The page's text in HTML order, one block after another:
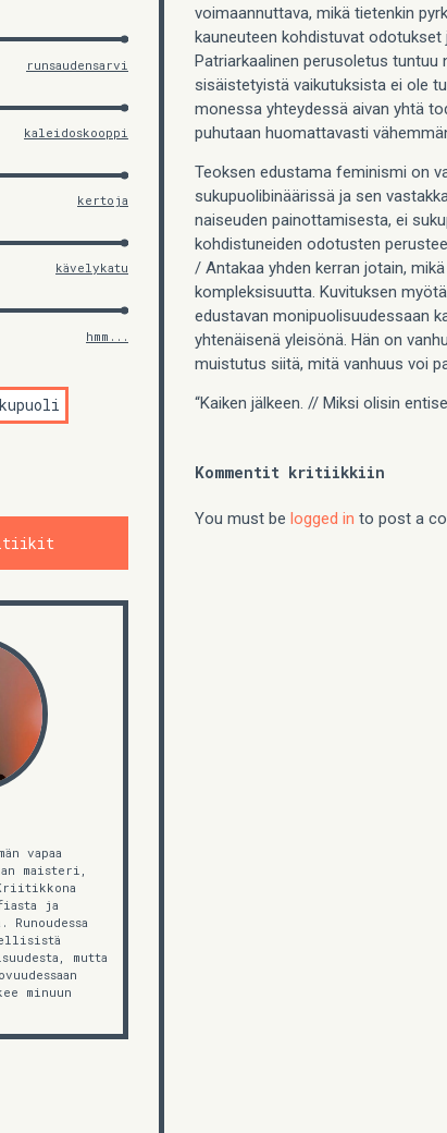
runsaudensarvi
kaleidoskooppi
kertoja
kävelykatu
hmm...
vapaa
maisteri,
ja
mutta
minuun
voimaannuttava, mikä tietenkin
kauneuteen kohdistuvat
Patriarkaalinen perusoletus
sisäistetyistä vaikutuksista ei ole
monessa yhteydessä aivan yhtä
puhutaan huomattavasti
Teoksen edustama feminismi on
sukupuolibinäärissä ja sen
naiseuden painottamisesta, ei
kohdistuneiden odotusten
/ Antakaa yhden kerran jotain,
kompleksisuutta. Kuvituksen
edustavan monipuolisuudessaan
yhtenäisenä yleisönä. Hän on
muistutus siitä, mitä vanhuus voi
“Kaiken jälkeen. // Miksi olisin
Kommentit kritiikkiin
You must be logged in to post a